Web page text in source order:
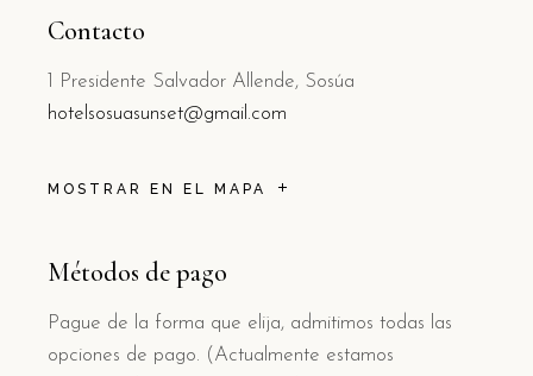
Contacto
1 Presidente Salvador Allende, Sosúa
hotelsosuasunset@gmail.com
MOSTRAR EN EL MAPA
Métodos de pago
Pague de la forma que elija, admitimos todas las
opciones de pago. (Actualmente estamos